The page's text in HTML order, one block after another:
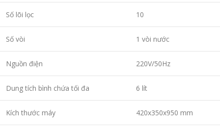
Số lõi lọc 10
Số vòi 1 vòi nước
Nguồn điện 220V/50Hz
Dung tích bình chứa tối đa 6 lít
Kích thước máy 420x350x950 mm